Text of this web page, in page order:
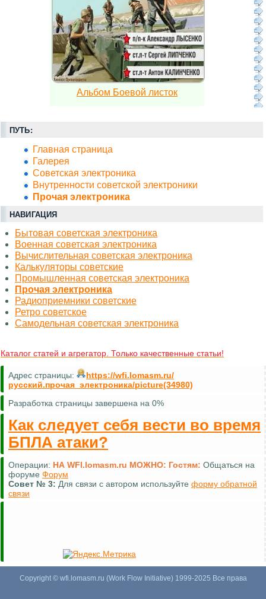
Альбом Боевой листок
ПУТЬ:
Главная страница
Галерея
Советская электроника
Внутренности советской электроники
Прочая электроника
НАВИГАЦИЯ
Бытовая советская электроника
Военная советская электроника
Вычислительная советская электроника
Калькуляторы советские
Промышленная советская электроника
Прочая электроника
Радиоприемники советские
Ретро советское
Самодельная советская электроника
Каталог статей и агрегатор. Только качественные статьи!
Адрес страницы:
https://wfi.lomasm.ru/
русский.прочая_электроника/picture(34980)
Разработка страницы завершена на 0%
Как следует себя вести во время
БПЛА атаки?
Операции: НА WFI.lomasm.ru МОЖНО: Гостям: Общаться на
форуме Форум
Совет № 3: Для связи с автором используйте форму обратной
связи
Copyright © wfi.lomasm.ru (Work Flow Initiative) 1999-2025 Все права